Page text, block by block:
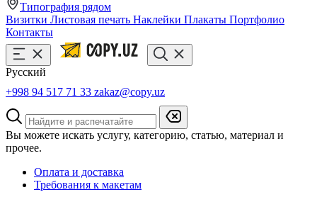
Типография рядом
Визитки Листовая печать Наклейки Плакаты Портфолио
Контакты
Русский
+998 94 517 71 33 zakaz@copy.uz
Вы можете искать услугу, категорию, статью, материал и
прочее.
Оплата и доставка
Требования к макетам